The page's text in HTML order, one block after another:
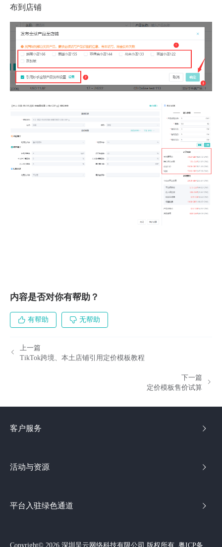
布到店铺
内容是否对你有帮助？
有帮助 无帮助
上一篇
TikTok跨境、本土店铺引用定价模板教程
下一篇
定价模板售价试算
客户服务
活动与资源
平台入驻绿色通道
Copyright© 2026 深圳呈云网络科技有限公司 版权所有 粤ICP备